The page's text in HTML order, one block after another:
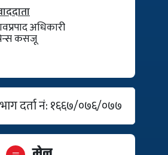
अधिकारी
कसजू
दर्ता नं: १६६७/०७६/०७७